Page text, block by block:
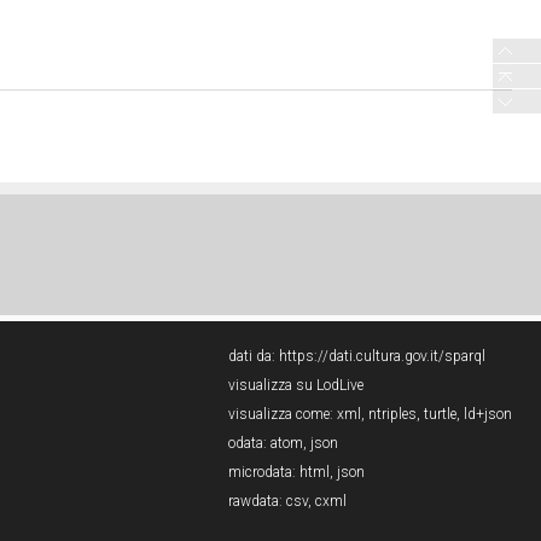
dati da: https://dati.cultura.gov.it/sparql
visualizza su LodLive
visualizza come: xml , ntriples, turtle, ld+json
odata: atom, json
microdata: html , json
rawdata: csv, cxml